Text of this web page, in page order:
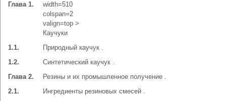
Глава 1.
width=510
colspan=2
valign=top >
Каучуки
1.1.
Природный каучук .
1.2.
Синтетический каучук .
Глава 2.
Резины и их промышленное получение .
2.1.
Ингредиенты резиновых смесей .